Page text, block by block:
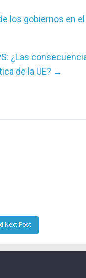
los gobiernos en
¿Las
de la UE? →
Next Post